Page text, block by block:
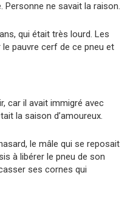
Personne ne savait la raison.
qui était très lourd. Les
pauvre cerf de ce pneu et
car il avait immigré avec
la saison d’amoureux.
le mâle qui se reposait
à libérer le pneu de son
ses cornes qui